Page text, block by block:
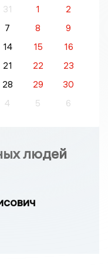
31 1
2
7 8
9
14 15
16
21 22
23
28 29
30
4 5 6
людей